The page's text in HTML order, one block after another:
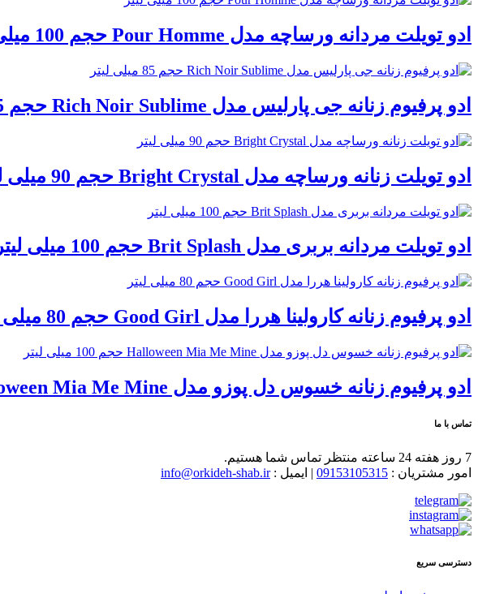
ادو تویلت مردانه ورساچه مدل Pour Homme حجم 100 میلی لیتر
ادو پرفیوم زنانه جی پارلیس مدل Rich Noir Sublime حجم 85 میلی لیتر
ادو تویلت زنانه ورساچه مدل Bright Crystal حجم 90 میلی لیتر
ادو تویلت مردانه بربری مدل Brit Splash حجم 100 میلی لیتر
ادو پرفیوم زنانه کارولینا هررا مدل Good Girl حجم 80 میلی لیتر
ادو پرفیوم زنانه خسوس دل پوزو مدل Halloween Mia Me Mine حجم 100 میلی لیتر
تماس با ما
7 روز هفته 24 ساعته منتظر تماس شما هستیم.
امور مشتریان : 09153105315 | ایمیل :info@orkideh-shab.ir
دسترسی سریع